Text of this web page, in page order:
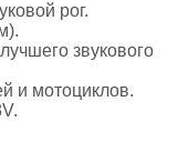
рог.
звукового
и мотоциклов.